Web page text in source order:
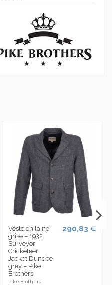
Veste en laine
grise – 1932
Surveyor
Cricketeer
Jacket Dundee
grey – Pike
Brothers
Pike Brothers
290,83 €